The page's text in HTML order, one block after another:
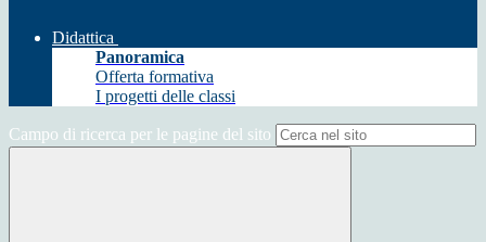
Didattica
Panoramica
Offerta formativa
I progetti delle classi
Campo di ricerca per le pagine del sito